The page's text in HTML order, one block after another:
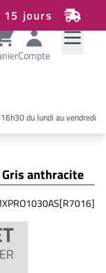
15 jours
Compte
du lundi au vendredi
anthracite